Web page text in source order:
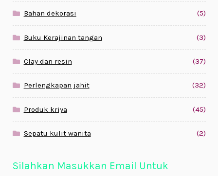
Bahan dekorasi (5)
Buku Kerajinan tangan (3)
Clay dan resin (37)
Perlengkapan jahit (32)
Produk kriya (45)
Sepatu kulit wanita (2)
Silahkan Masukkan Email Untuk